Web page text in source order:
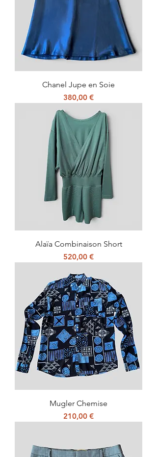
Chanel Jupe en Soie
Prix
380,00 €
Alaïa Combinaison Short
Prix
520,00 €
Mugler Chemise
Prix
210,00 €